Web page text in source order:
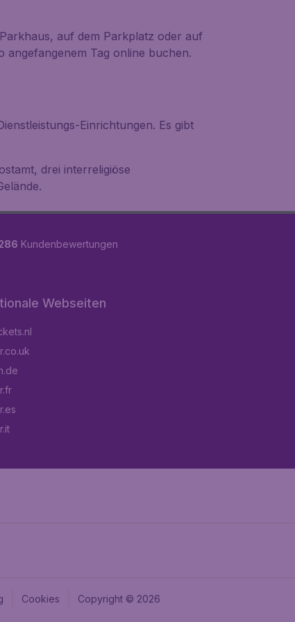
auf dem Parkplatz oder auf
Tag online buchen.
Einrichtungen. Es gibt
drei interreligiöse
Kundenbewertungen
Webseiten
Cookies Copyright © 2026